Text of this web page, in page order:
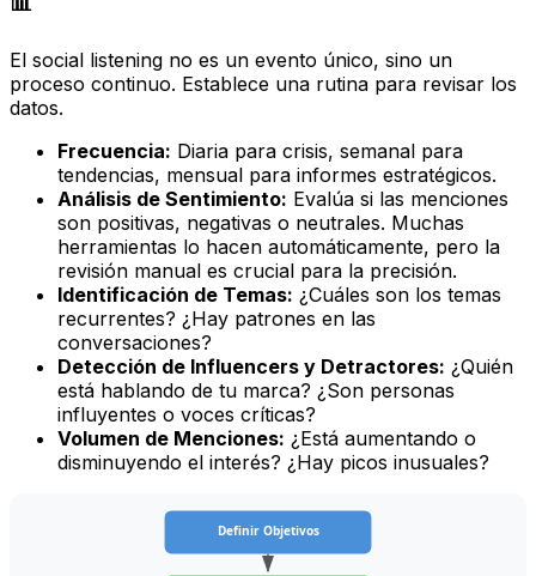
El social listening no es un evento único, sino un
proceso continuo. Establece una rutina para revisar los
datos.
Frecuencia: Diaria para crisis, semanal para
tendencias, mensual para informes estratégicos.
Análisis de Sentimiento: Evalúa si las menciones
son positivas, negativas o neutrales. Muchas
herramientas lo hacen automáticamente, pero la
revisión manual es crucial para la precisión.
Identificación de Temas: ¿Cuáles son los temas
recurrentes? ¿Hay patrones en las
conversaciones?
Detección de Influencers y Detractores: ¿Quién
está hablando de tu marca? ¿Son personas
influyentes o voces críticas?
Volumen de Menciones: ¿Está aumentando o
disminuyendo el interés? ¿Hay picos inusuales?
Definir Objetivos